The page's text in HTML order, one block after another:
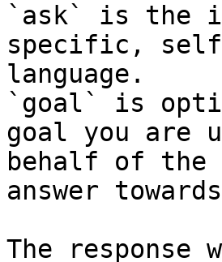
`ask` is the
specific,
language.
`goal` is
goal you are
behalf of
answer
The